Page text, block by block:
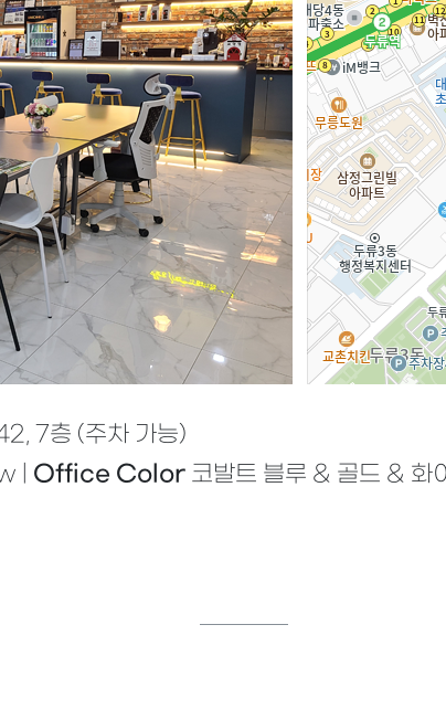
7층 (주차 가능)
| Office Color 코발트 블루 & 골드 & 화